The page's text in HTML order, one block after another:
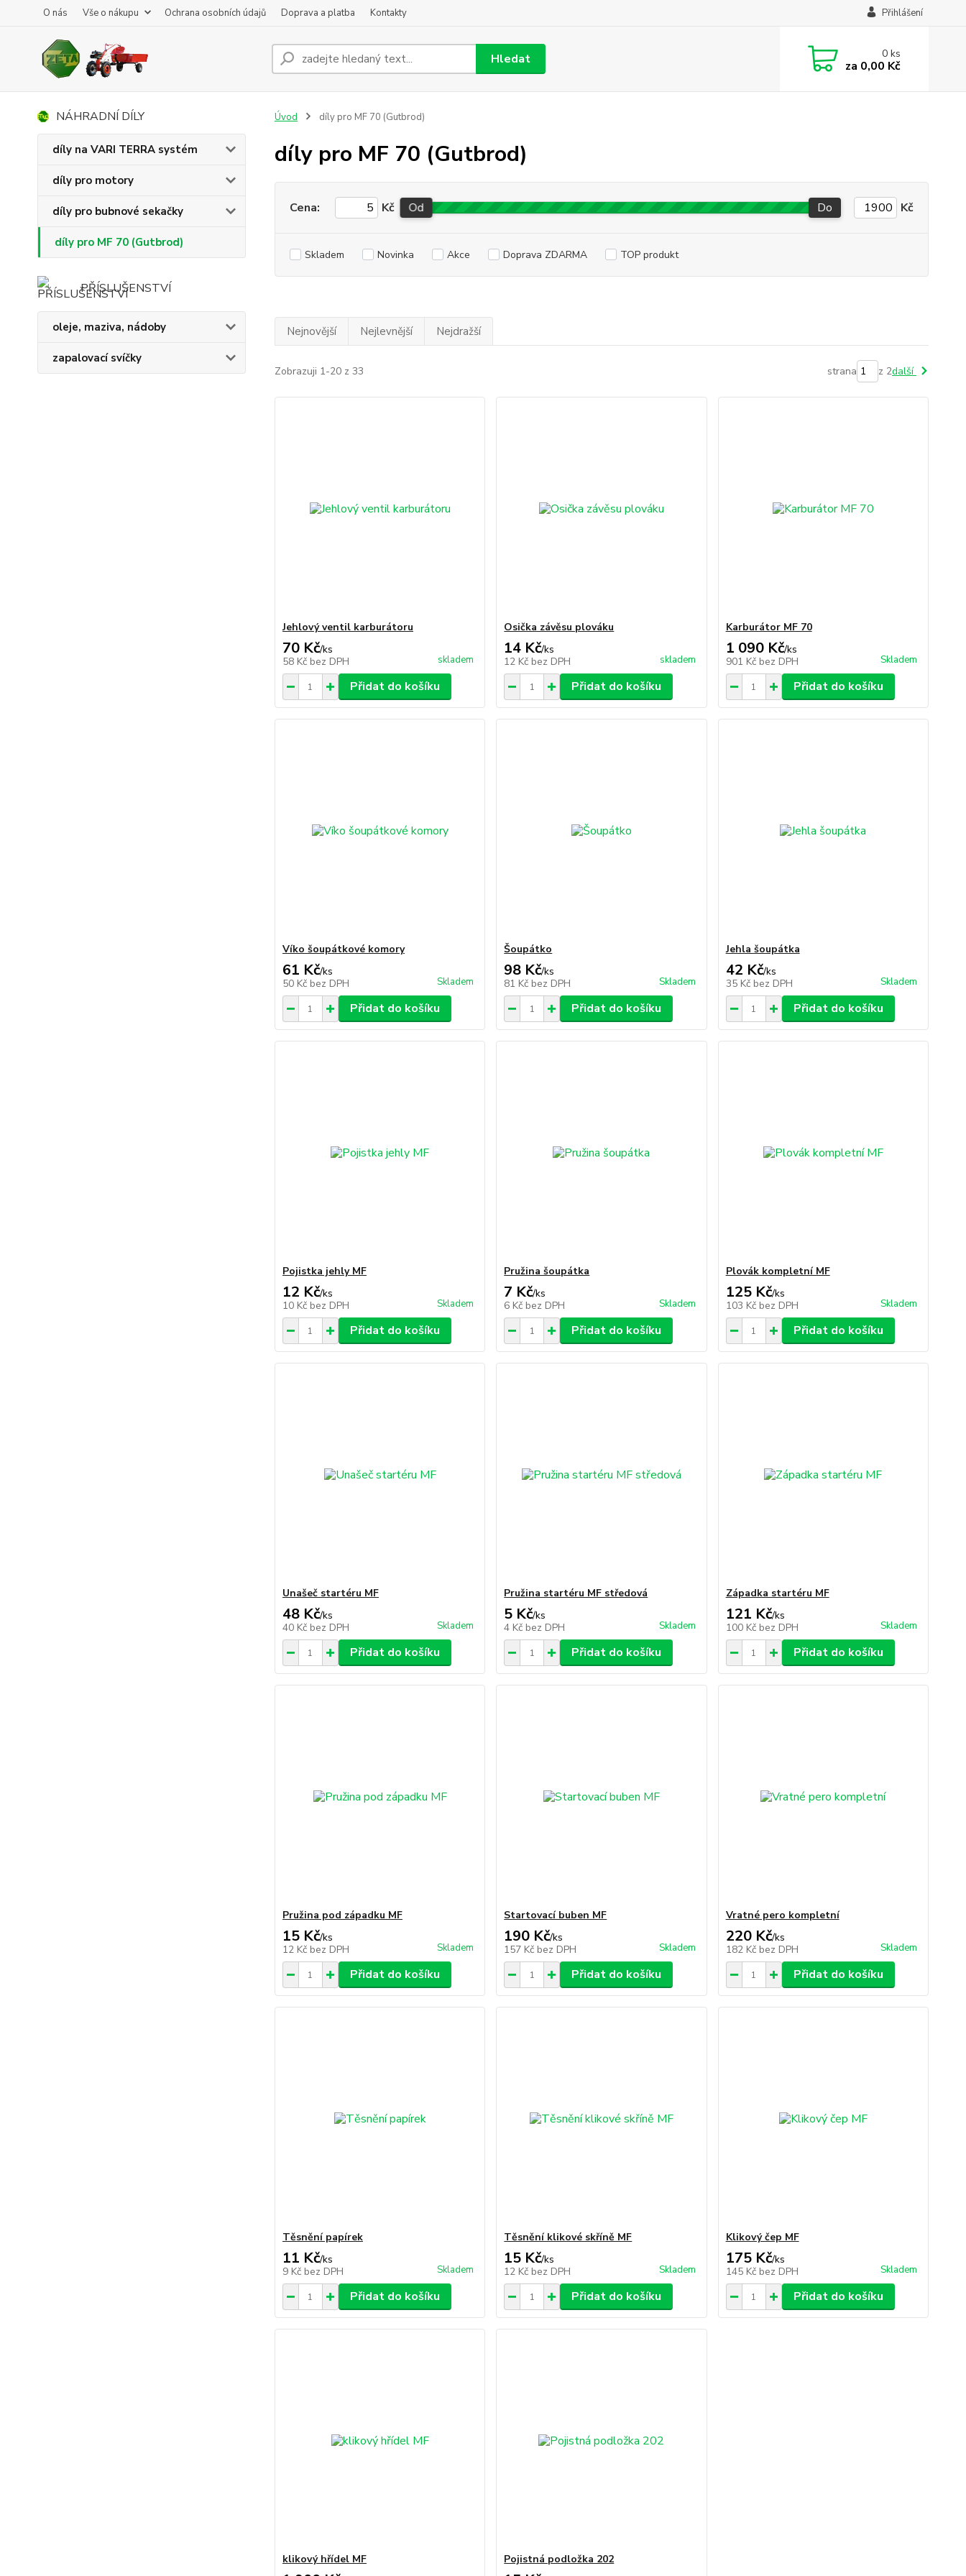
O nás Vše o nákupu Ochrana osobních údajů Doprava a platba Kontakty Přihlášení
Hledat 0ks
za 0,00 Kč
NÁHRADNÍ DÍLY
díly na VARI TERRA systém
díly pro motory
díly pro bubnové sekačky
díly pro MF 70 (Gutbrod)
PŘÍSLUŠENSTVÍ
oleje, maziva, nádoby
zapalovací svíčky
Úvod díly pro MF 70 (Gutbrod)
díly pro MF 70 (Gutbrod)
Cena: Kč Od Do Kč
Skladem Novinka Akce Doprava ZDARMA TOP produkt
Nejnovější Nejlevnější Nejdražší
Zobrazuji 1-20 z 33 strana z 2další
Jehlový ventil karburátoru
70 Kč/ks
58 Kč bez DPH skladem
Přidat do košíku
Osička závěsu plováku
14 Kč/ks
12 Kč bez DPH skladem
Přidat do košíku
Karburátor MF 70
1 090 Kč/ks
901 Kč bez DPH Skladem
Přidat do košíku
Víko šoupátkové komory
61 Kč/ks
50 Kč bez DPH Skladem
Přidat do košíku
Šoupátko
98 Kč/ks
81 Kč bez DPH Skladem
Přidat do košíku
Jehla šoupátka
42 Kč/ks
35 Kč bez DPH Skladem
Přidat do košíku
Pojistka jehly MF
12 Kč/ks
10 Kč bez DPH Skladem
Přidat do košíku
Pružina šoupátka
7 Kč/ks
6 Kč bez DPH Skladem
Přidat do košíku
Plovák kompletní MF
125 Kč/ks
103 Kč bez DPH Skladem
Přidat do košíku
Unašeč startéru MF
48 Kč/ks
40 Kč bez DPH Skladem
Přidat do košíku
Pružina startéru MF středová
5 Kč/ks
4 Kč bez DPH Skladem
Přidat do košíku
Západka startéru MF
121 Kč/ks
100 Kč bez DPH Skladem
Přidat do košíku
Pružina pod západku MF
15 Kč/ks
12 Kč bez DPH Skladem
Přidat do košíku
Startovací buben MF
190 Kč/ks
157 Kč bez DPH Skladem
Přidat do košíku
Vratné pero kompletní
220 Kč/ks
182 Kč bez DPH Skladem
Přidat do košíku
Těsnění papírek
11 Kč/ks
9 Kč bez DPH Skladem
Přidat do košíku
Těsnění klikové skříně MF
15 Kč/ks
12 Kč bez DPH Skladem
Přidat do košíku
Klikový čep MF
175 Kč/ks
145 Kč bez DPH Skladem
Přidat do košíku
klikový hřídel MF Pojistná podložka 202